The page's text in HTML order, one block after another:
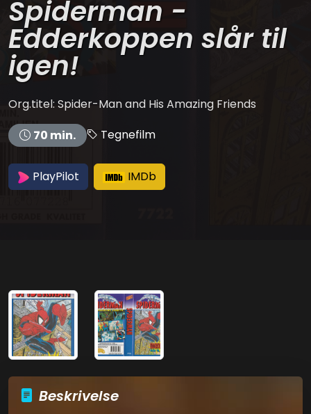
Spiderman -
Edderkoppen slår til
igen!
Org.titel: Spider-Man and His Amazing Friends
70 min.
Tegnefilm
PlayPilot IMDb
Beskrivelse